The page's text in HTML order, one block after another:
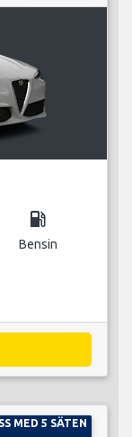
local_gas_station
Bensin
MED 5 SÄTEN